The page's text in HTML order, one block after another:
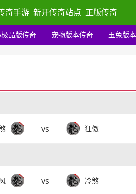
奇手游 新开传奇站点 正版传奇
品版传奇 宠物版本传奇 玉兔版
vs 狂傲
vs 冷煞